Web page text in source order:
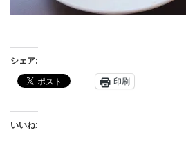
シェア:
印刷
いいね: